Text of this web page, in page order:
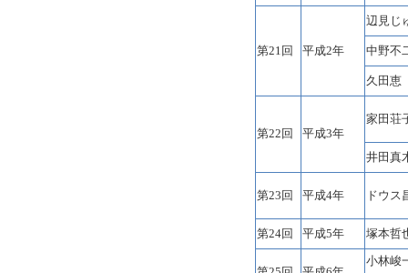
第21回 平成2年
辺見じ
中野不
久田恵
第22回 平成3年
家田荘
井田真
第23回 平成4年 ドウス
第24回 平成5年 塚本哲
小林峻